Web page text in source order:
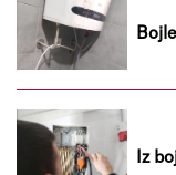
Iz